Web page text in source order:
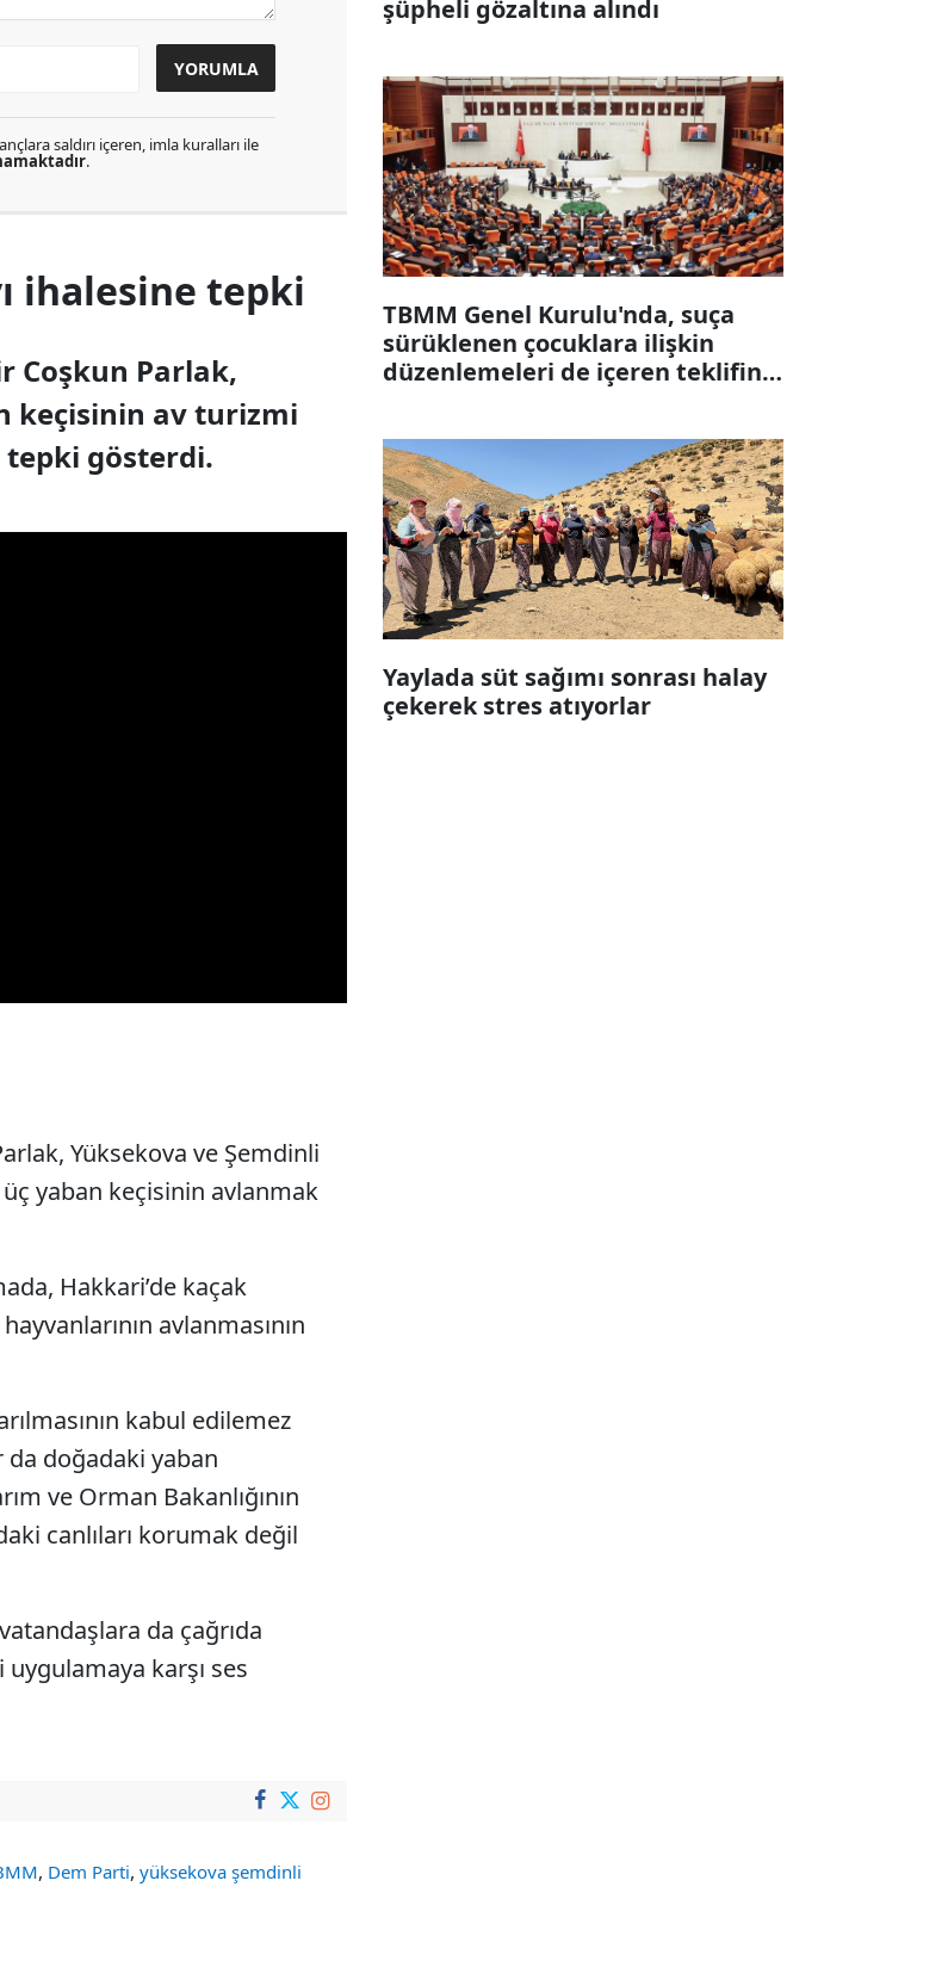
saldırı içeren, imla kuralları ile
.
ihalesine tepki
Coşkun Parlak,
keçisinin av turizmi
tepki gösterdi.
Yüksekova ve Şemdinli
yaban keçisinin avlanmak
Hakkari’de kaçak
avlanmasının
kabul edilemez
da doğadaki yaban
ve Orman Bakanlığının
canlıları korumak değil
da çağrıda
karşı ses
, Dem Parti, yüksekova şemdinli
şüpheli gözaltına alındı
TBMM Genel Kurulu'nda, suça
sürüklenen çocuklara ilişkin
düzenlemeleri de içeren teklifin 6
Yaylada süt sağımı sonrası halay
çekerek stres atıyorlar